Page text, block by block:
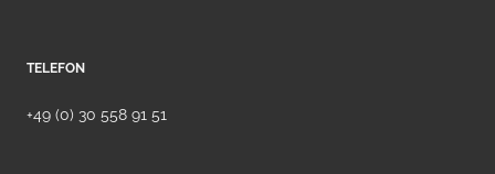
TELEFON
+49 (0) 30 558 91 51